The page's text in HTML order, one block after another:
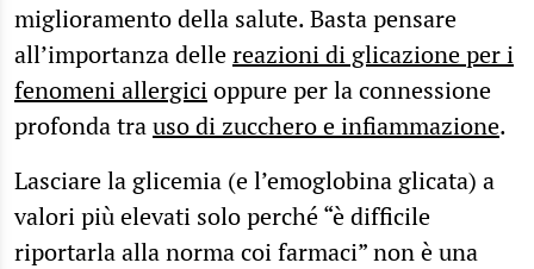
miglioramento della salute. Basta pensare
all’importanza dellereazioni di glicazione per i
fenomeni allergicioppure per la connessione
profonda trauso di zucchero e infiammazione.
Lasciare la glicemia (e l’emoglobina glicata) a
valori più elevati solo perché “è difficile
riportarla alla norma coi farmaci” non è una